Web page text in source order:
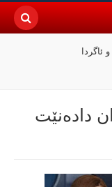
ئاگردا
داده‌نێت